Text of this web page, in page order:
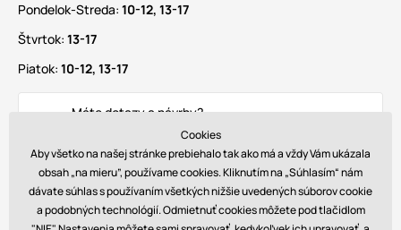
Pondelok-Streda: 10-12, 13-17
Štvrtok: 13-17
Piatok: 10-12, 13-17
Máte dotazy a návrhy?
info@glamadise.sk
Nájdete nás tiež na
Cookies
Aby všetko na našej stránke prebiehalo tak ako má a vždy Vám ukázala
obsah „na mieru”, používame cookies. Kliknutím na „Súhlasím“ nám
dávate súhlas s používaním všetkých nižšie uvedených súborov cookie
a podobných technológií. Odmietnuť cookies môžete pod tlačidlom